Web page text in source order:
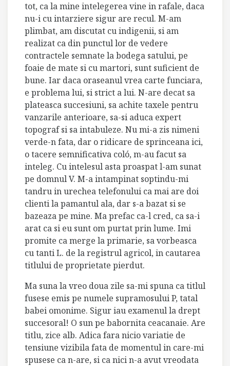
tot, ca la mine intelegerea vine in rafale, daca
nu-i cu intarziere sigur are recul. M-am
plimbat, am discutat cu indigenii, si am
realizat ca din punctul lor de vedere
contractele semnate la bodega satului, pe
foaie de mate si cu martori, sunt suficient de
bune. Iar daca oraseanul vrea carte funciara,
e problema lui, si strict a lui. N-are decat sa
plateasca succesiuni, sa achite taxele pentru
vanzarile anterioare, sa-si aduca expert
topograf si sa intabuleze. Nu mi-a zis nimeni
verde-n fata, dar o ridicare de sprinceana ici,
o tacere semnificativa coló, m-au facut sa
inteleg. Cu intelesul asta proaspat l-am sunat
pe domnul V. M-a intampinat soptindu-mi
tandru in urechea telefonului ca mai are doi
clienti la pamantul ala, dar s-a bazat si se
bazeaza pe mine. Ma prefac ca-l cred, ca sa-i
arat ca si eu sunt om purtat prin lume. Imi
promite ca merge la primarie, sa vorbeasca
cu tanti L. de la registrul agricol, in cautarea
titlului de proprietate pierdut.
Ma suna la vreo doua zile sa-mi spuna ca titlul
fusese emis pe numele supramosului P, tatal
babei omonime. Sigur iau examenul la drept
succesoral! O sun pe babornita ceacanaie. Are
titlu, zice alb. Adica fara nicio variatie de
tensiune vizibila fata de momentul in care-mi
spusese ca n-are, si ca nici n-a avut vreodata